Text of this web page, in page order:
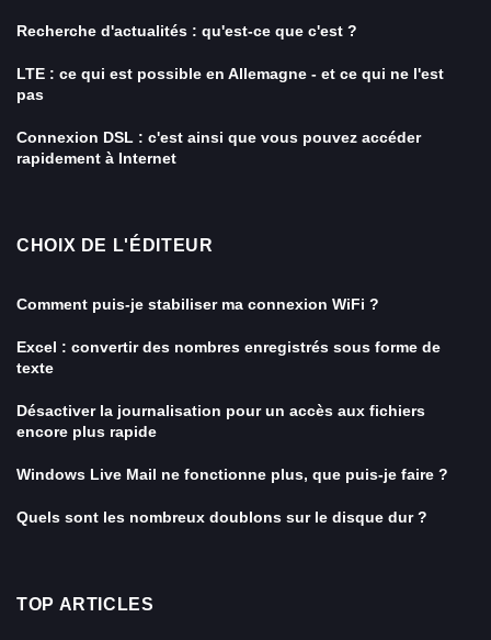
Recherche d'actualités : qu'est-ce que c'est ?
LTE : ce qui est possible en Allemagne - et ce qui ne l'est
pas
Connexion DSL : c'est ainsi que vous pouvez accéder
rapidement à Internet
CHOIX DE L'ÉDITEUR
Comment puis-je stabiliser ma connexion WiFi ?
Excel : convertir des nombres enregistrés sous forme de
texte
Désactiver la journalisation pour un accès aux fichiers
encore plus rapide
Windows Live Mail ne fonctionne plus, que puis-je faire ?
Quels sont les nombreux doublons sur le disque dur ?
TOP ARTICLES